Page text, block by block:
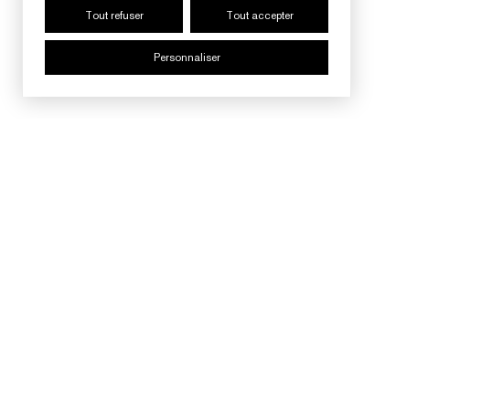
Tout accepter
Tout refuser
Personnaliser